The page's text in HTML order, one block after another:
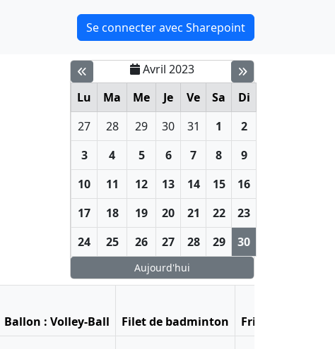
Se connecter avec Sharepoint
Avril 2023
Lu
Ma Me Je Ve Sa
Di
27
28 29 30 31 1
2
3
4 5 6 7 8
9
10
11 12 13 14 15
16
17
18 19 20 21 22
23
24
25 26 27 28 29 30
Aujourd'hui
Ballon : Volley-Ball Filet de badminton Frisbee